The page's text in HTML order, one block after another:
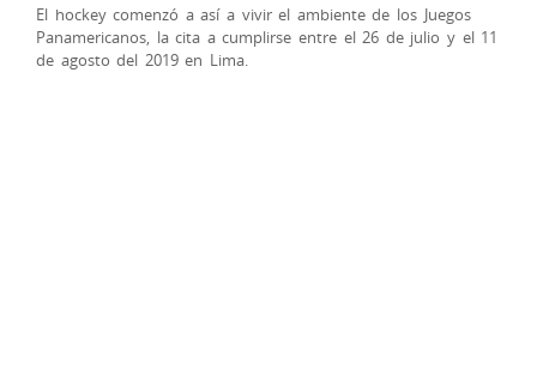
El hockey comenzó a así a vivir el ambiente de los Juegos
Panamericanos, la cita a cumplirse entre el 26 de julio y el 11
de agosto del 2019 en Lima.